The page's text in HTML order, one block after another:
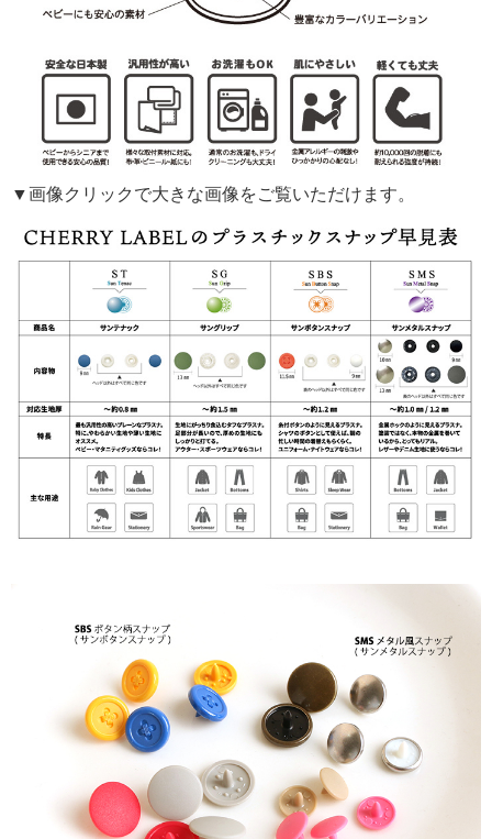
▼画像クリックで大きな画像をご覧いただけます。